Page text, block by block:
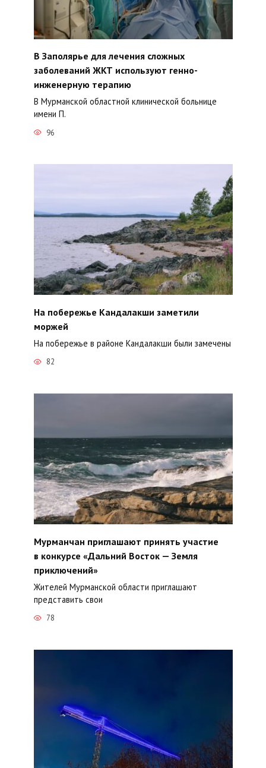
В Заполярье для лечения сложных
заболеваний ЖКТ используют генно-
инженерную терапию
В Мурманской областной клинической больнице
имени П.
96
На побережье Кандалакши заметили
моржей
На побережье в районе Кандалакши были замечены
82
Мурманчан приглашают принять участие
в конкурсе «Дальний Восток — Земля
приключений»
Жителей Мурманской области приглашают
представить свои
78